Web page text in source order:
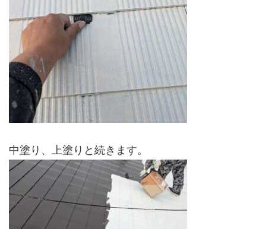
中塗り、上塗りと続きます。